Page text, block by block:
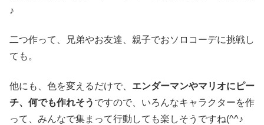
♪
二つ作って、兄弟やお友達、親子でおソロコーデに挑戦し
ても。
他にも、色を変えるだけで、 エンダーマンやマリオにピー
チ、何でも作れそう ですので、いろんなキャラクターを作
って、みんなで集まって行動しても楽しそうですね(^^♪